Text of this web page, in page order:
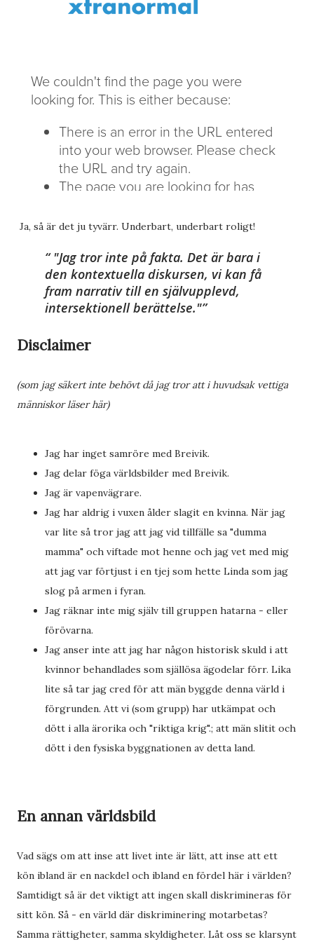
Ja, så är det ju tyvärr. Underbart, underbart roligt!
"Jag tror inte på fakta. Det är bara i
den kontextuella diskursen, vi kan få
fram narrativ till en självupplevd,
intersektionell berättelse."
Disclaimer
(som jag säkert inte behövt då jag tror att i huvudsak vettiga
människor läser här)
Jag har inget samröre med Breivik.
Jag delar föga världsbilder med Breivik.
Jag är vapenvägrare.
Jag har aldrig i vuxen ålder slagit en kvinna. När jag
var lite så tror jag att jag vid tillfälle sa "dumma
mamma" och viftade mot henne och jag vet med mig
att jag var förtjust i en tjej som hette Linda som jag
slog på armen i fyran.
Jag räknar inte mig själv till gruppen hatarna - eller
förövarna.
Jag anser inte att jag har någon historisk skuld i att
kvinnor behandlades som själlösa ägodelar förr. Lika
lite så tar jag cred för att män byggde denna värld i
förgrunden. Att vi (som grupp) har utkämpat och
dött i alla ärorika och "riktiga krig".; att män slitit och
dött i den fysiska byggnationen av detta land.
En annan världsbild
Vad sägs om att inse att livet inte är lätt, att inse att ett
kön ibland är en nackdel och ibland en fördel här i världen?
Samtidigt så är det viktigt att ingen skall diskrimineras för
sitt kön. Så - en värld där diskriminering motarbetas?
Samma rättigheter, samma skyldigheter. Låt oss se klarsynt